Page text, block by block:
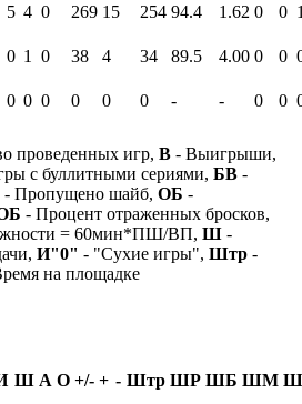
5 4 0 269 15 254 94.4 1.62 0 0
0 1 0 38 4 34 89.5 4.00 0 0
0 0 0 0 0 0 - - 0 0
проведенных игр, В - Выигрыши,
с буллитными сериями, БВ -
- Пропущено шайб, ОБ -
- Процент отраженных бросков,
= 60мин*ПШ/ВП, Ш -
И"0" - "Сухие игры", Штр -
на площадке
Ш А О +/- + - Штр ШР ШБ ШМ